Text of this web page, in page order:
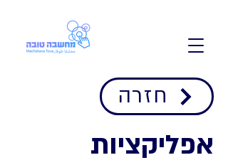
חזרה
אפליקציות